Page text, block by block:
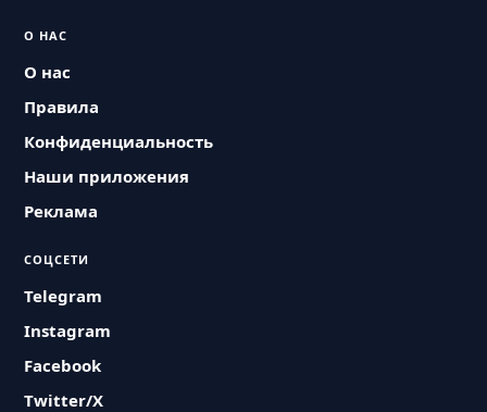
О НАС
О нас
Правила
Конфиденциальность
Наши приложения
Реклама
СОЦСЕТИ
Telegram
Instagram
Facebook
Twitter/X